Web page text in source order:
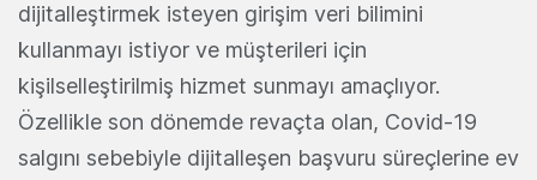
dijitalleştirmek isteyen girişim veri bilimini
kullanmayı istiyor ve müşterileri için
kişilselleştirilmiş hizmet sunmayı amaçlıyor.
Özellikle son dönemde revaçta olan, Covid-19
salgını sebebiyle dijitalleşen başvuru süreçlerine ev